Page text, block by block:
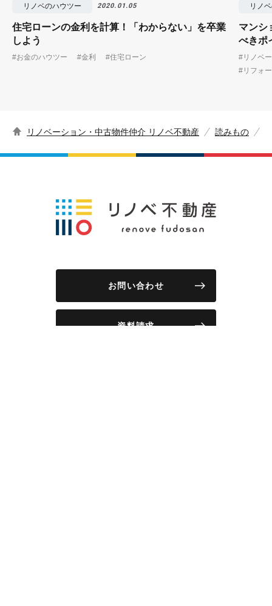
リノベのハウツー 2020.01.05
住宅ローンの金利を計算！「わからない」を卒業
しよう
#お金のハウツー #金利 #住宅ローン
リノ
マンシ
べきポ
#リノベ
#リフォ
リノベーション・中古物件仲介 リノベ不動産 読みもの
お問い合わせ
資料請求